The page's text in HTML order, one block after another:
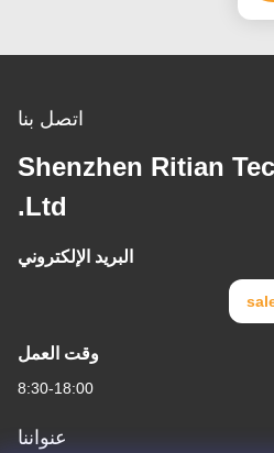
اتصل بنا
Shenzhen Ritian
Ltd.
البريد الإلكتروني
وقت العمل
8:30-18:00
عنواننا